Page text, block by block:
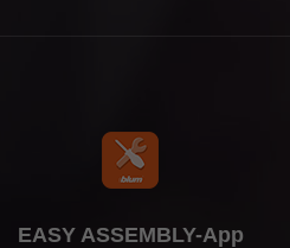
EASY ASSEMBLY-App